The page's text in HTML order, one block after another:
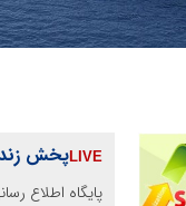
پخش
پایگاه اطلاع